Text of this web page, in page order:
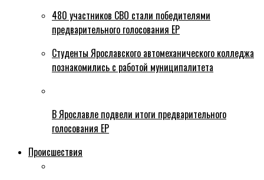
480 участников СВО стали победителями
предварительного голосования ЕР
Студенты Ярославского автомеханического колледжа
познакомились с работой муниципалитета
В Ярославле подвели итоги предварительного
голосования ЕР
Происшествия